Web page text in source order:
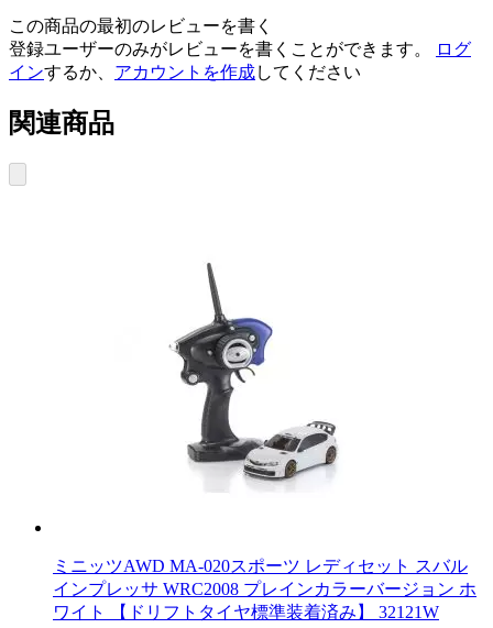
この商品の最初のレビューを書く
登録ユーザーのみがレビューを書くことができます。
ログ
インするか、 アカウントを作成してください
関連商品
ミニッツAWD MA-020スポーツ レディセット スバル
インプレッサ WRC2008 プレインカラーバージョン ホ
ワイト 【ドリフトタイヤ標準装着済み】 32121W